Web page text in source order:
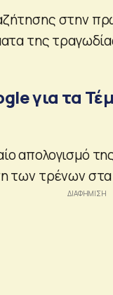
στην
της
για τα
απολογισμό
των τρένων